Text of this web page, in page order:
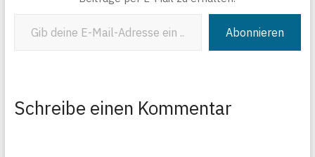
Abonnieren
Schreibe einen Kommentar